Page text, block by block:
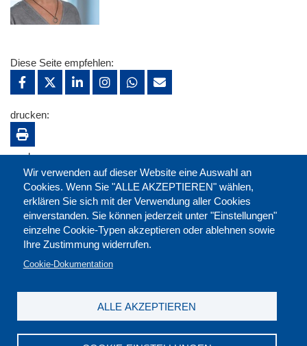
Wir verwenden auf dieser Website eine Auswahl an
Cookies. Wenn Sie "ALLE AKZEPTIEREN" wählen,
erklären Sie sich mit der Verwendung aller Cookies
einverstanden. Sie können jederzeit unter "Einstellungen"
einzelne Cookie-Typen akzeptieren oder ablehnen sowie
Ihre Zustimmung widerrufen.
Cookie-Dokumentation
ALLE AKZEPTIEREN
Diese Seite empfehlen:
drucken:
merken: